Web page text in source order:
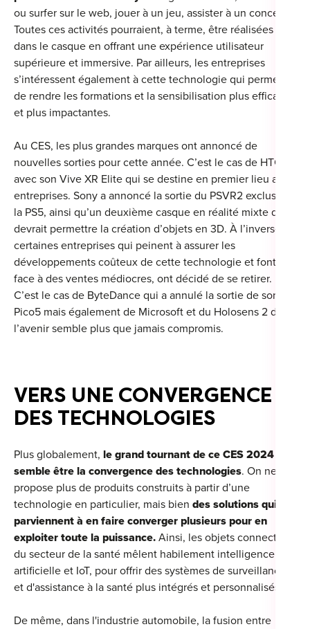
ou surfer sur le web, jouer à un jeu, assister à un concert…
Toutes ces activités pourraient, à terme, être réalisées
dans le casque en offrant une expérience utilisateur
supérieure et immersive. Par ailleurs, les entreprises
s’intéressent également à cette technologie qui permet
de rendre les formations et la sensibilisation plus efficaces
et plus impactantes.
Au CES, les plus grandes marques ont annoncé de
nouvelles sorties pour cette année. C’est le cas de HTC
avec son Vive XR Elite qui se destine en premier lieu aux
entreprises. Sony a annoncé la sortie du PSVR2 exclusif à
la PS5, ainsi qu’un deuxième casque en réalité mixte qui
devrait permettre la création d’objets en 3D. À l’inverse,
certaines entreprises qui peinent à assurer les
développements coûteux de cette technologie et font
face à des ventes médiocres, ont décidé de se retirer.
C’est le cas de ByteDance qui a annulé la sortie de son
Pico5 mais également de Microsoft et du Holosens 2 dont
l’avenir semble plus que jamais compromis.
VERS UNE CONVERGENCE
DES TECHNOLOGIES
Plus globalement, le grand tournant de ce CES 2024
semble être la convergence des technologies. On ne
propose plus de produits construits à partir d’une
technologie en particulier, mais bien des solutions qui
parviennent à en faire converger plusieurs pour en
exploiter toute la puissance. Ainsi, les objets connectés
du secteur de la santé mêlent habilement intelligence
artificielle et IoT, pour offrir des systèmes de surveillance
et d'assistance à la santé plus intégrés et personnalisés.
De même, dans l'industrie automobile, la fusion entre